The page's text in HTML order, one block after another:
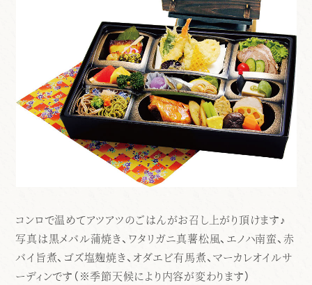
コンロで温めてアツアツのごはんがお召し上がり頂けます♪
写真は黒メバル蒲焼き、ワタリガニ真薯松風、エノハ南蛮、赤
バイ旨煮、ゴズ塩麹焼き、オダエビ有馬煮、マーカレオイルサ
ーディンです（※季節天候により内容が変わります）